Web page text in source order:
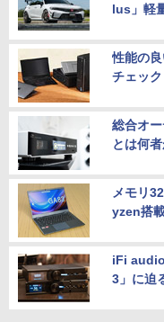
lus」軽
性能の
チェック
総合オ
とは何者
メモリ
yzen搭
iFi
3」に迫